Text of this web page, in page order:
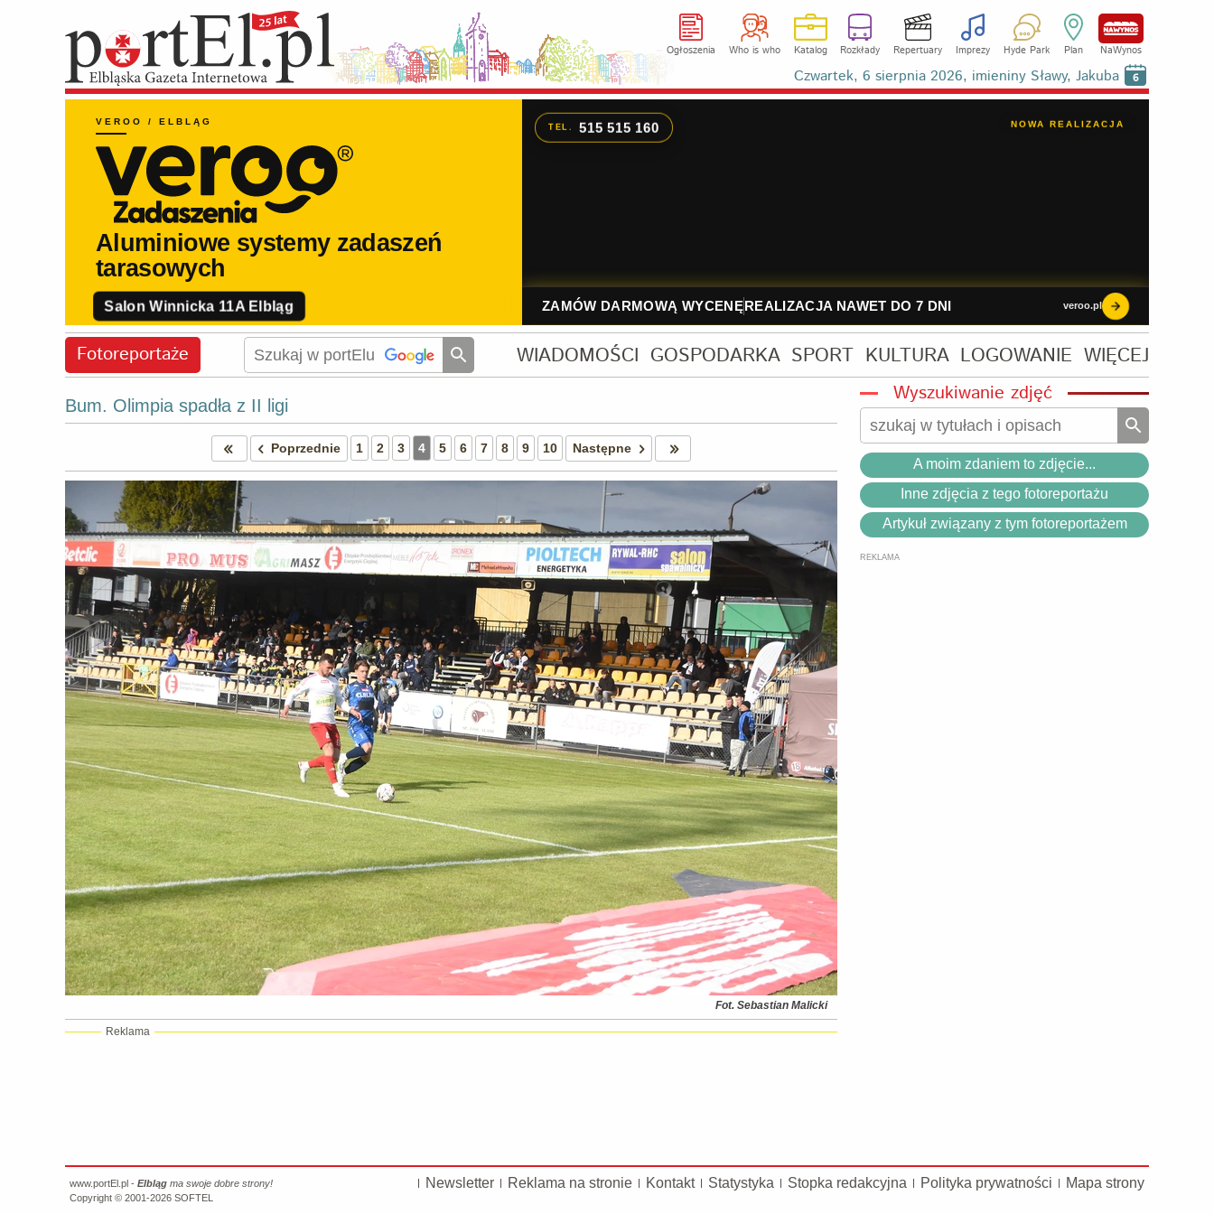
Ogłoszenia Who is who Katalog Rozkłady Repertuary Imprezy Hyde Park Plan NaWynos
Czwartek, 6 sierpnia 2026, imieniny Sławy, Jakuba 6
Fotoreportaże WIADOMOŚCI GOSPODARKA SPORT KULTURA LOGOWANIE WIĘCEJ
Bum. Olimpia spadła z II ligi
Poprzednie 1 2 3 4 5 6 7 8 9 10 Następne
Fot. Sebastian Malicki
Reklama
Wyszukiwanie zdjęć
A moim zdaniem to zdjęcie...
Inne zdjęcia z tego fotoreportażu
Artykuł związany z tym fotoreportażem
Newsletter Reklama na stronie Kontakt Statystyka Stopka redakcyjna Polityka prywatności Mapa strony
www.portEl.pl - Elbląg ma swoje dobre strony!
Copyright © 2001-2026 SOFTEL